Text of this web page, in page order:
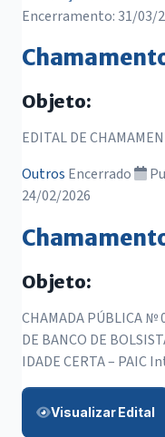
Encerramento: 31/03/
Objeto:
EDITAL DE
Outros Encerrado
24/02/2026
Objeto:
CHAMADA PÚBLICA №
DE BANCO DE
IDADE CERTA – PAIC
Visualizar Edital